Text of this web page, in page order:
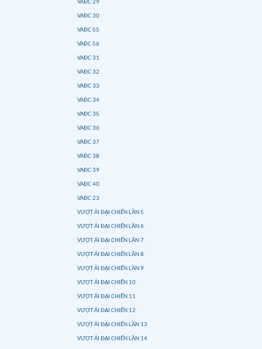
VAĐC 29
VAĐC 30
VAĐC 55
VAĐC 56
VAĐC 31
VAĐC 32
VAĐC 33
VAĐC 34
VAĐC 35
VAĐC 36
VAĐC 37
VAĐC 38
VAĐC 39
VAĐC 40
VAĐC 23
VƯỢT ẢI ĐẠI CHIẾN LẦN 5
VƯỢT ẢI ĐẠI CHIẾN LẦN 6
VƯỢT ẢI ĐẠI CHIẾN LẦN 7
VƯỢT ẢI ĐẠI CHIẾN LẦN 8
VƯỢT ẢI ĐẠI CHIẾN LẦN 9
VƯỢT ẢI ĐẠI CHIẾN 10
VƯỢT ẢI ĐẠI CHIẾN 11
VƯỢT ẢI ĐẠI CHIẾN 12
VƯỢT ẢI ĐẠI CHIẾN LẦN 13
VƯỢT ẢI ĐẠI CHIẾN LẦN 14